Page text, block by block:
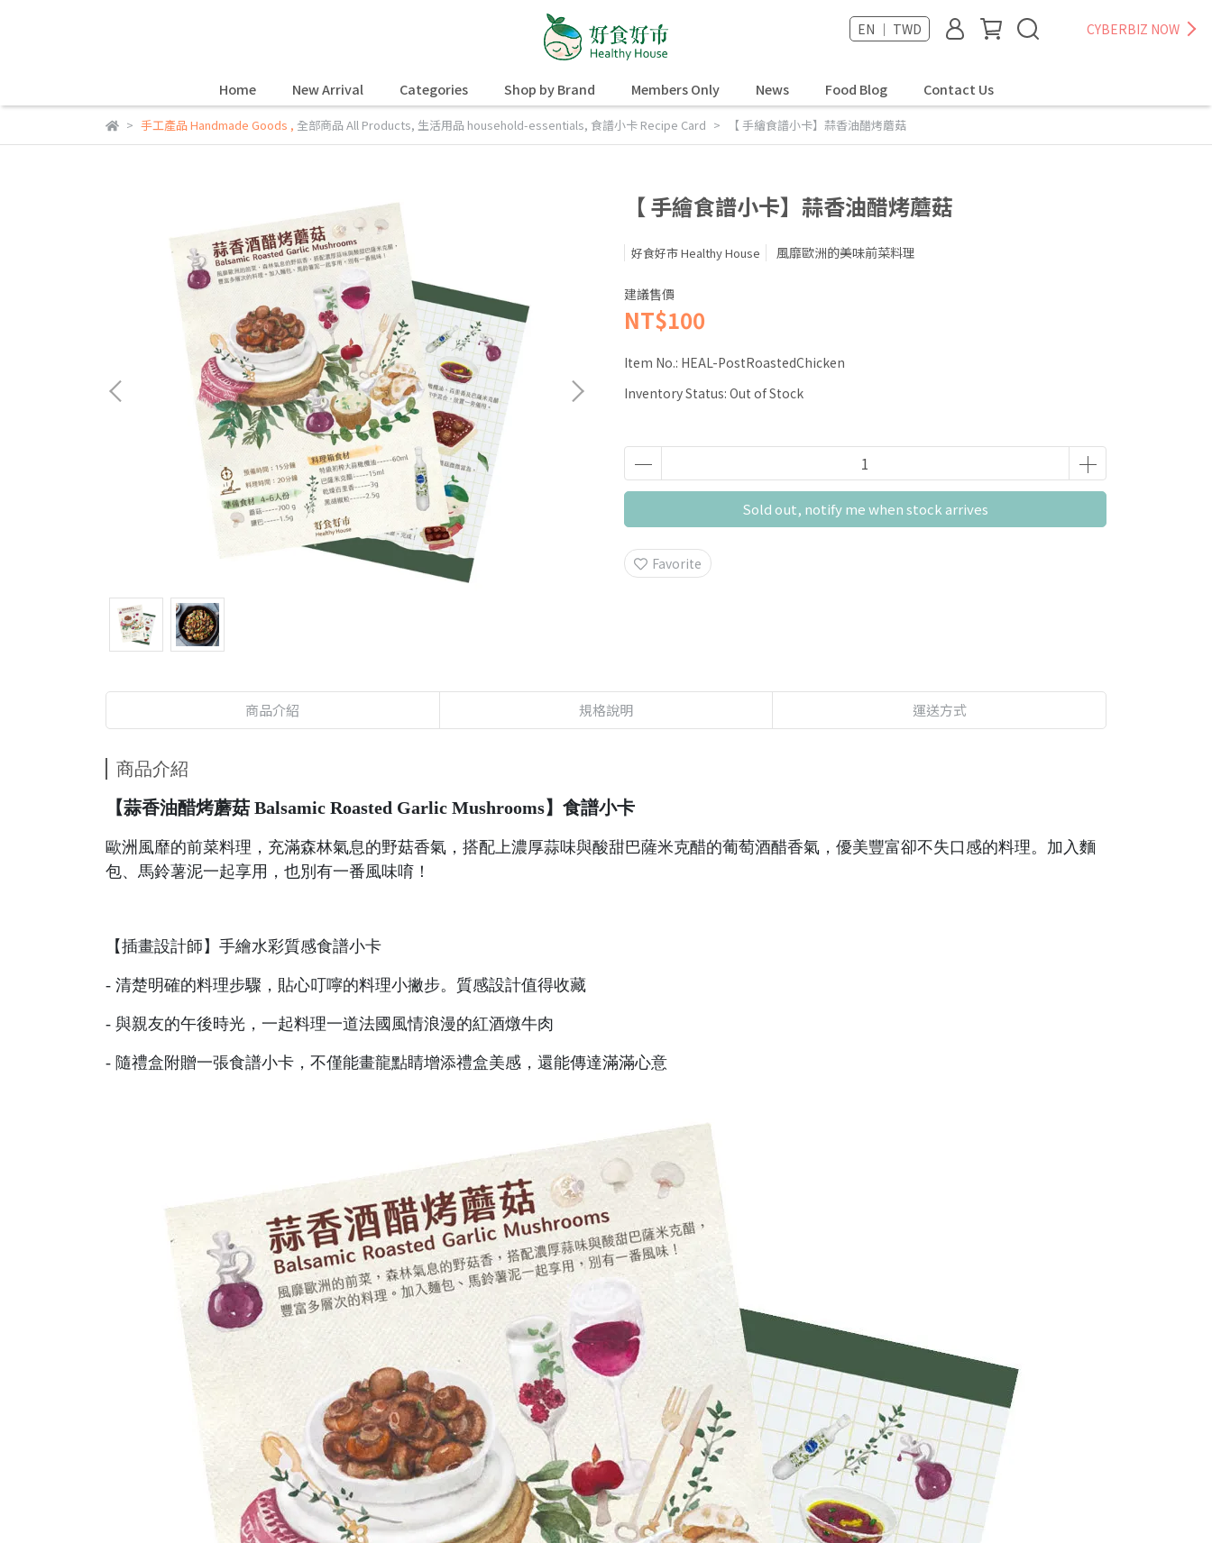
EN ｜ TWD CYBERBIZ NOW
Home New Arrival Categories Shop by Brand Members Only News Food Blog Contact Us
手工產品 Handmade Goods , 全部商品 All Products, 生活用品 household-essentials, 食譜小卡 Recipe Card 【 手繪食譜小卡】蒜香油醋烤蘑菇
【 手繪食譜小卡】蒜香油醋烤蘑菇
好食好市 Healthy House 風靡歐洲的美味前菜料理
建議售價
NT$100
Item No.: HEAL-PostRoastedChicken
Inventory Status: Out of Stock
Sold out, notify me when stock arrives
Favorite
商品介紹 規格說明 運送方式
商品介紹
【蒜香油醋烤蘑菇 Balsamic Roasted Garlic Mushrooms】食譜小卡
歐洲風靡的前菜料理，充滿森林氣息的野菇香氣，搭配上濃厚蒜味與酸甜巴薩米克醋的葡萄酒醋香氣，優美豐富卻不失口感的料理。加入麵
包、馬鈴薯泥一起享用，也別有一番風味唷！
【插畫設計師】手繪水彩質感食譜小卡
- 清楚明確的料理步驟，貼心叮嚀的料理小撇步。質感設計值得收藏
- 與親友的午後時光，一起料理一道法國風情浪漫的紅酒燉牛肉
- 隨禮盒附贈一張食譜小卡，不僅能畫龍點睛增添禮盒美感，還能傳達滿滿心意